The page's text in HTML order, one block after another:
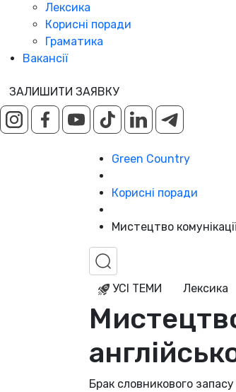
Лексика
Корисні поради
Граматика
Вакансії
ЗАЛИШИТИ ЗАЯВКУ
Green Country
Корисні поради
Мистецтво
УСІ ТЕМИ Лексика
Брак словникового